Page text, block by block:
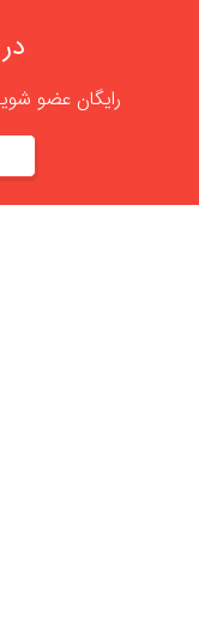
رایگان عضو